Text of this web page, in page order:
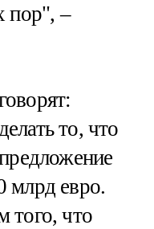
пор", –
то, что
млрд евро.
того, что